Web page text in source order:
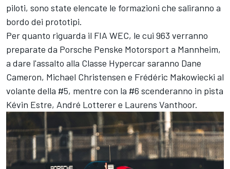
piloti, sono state elencate le formazioni che saliranno a
bordo dei prototipi.
Per quanto riguarda il FIA WEC, le cui 963 verranno
preparate da Porsche Penske Motorsport a Mannheim,
a dare l'assalto alla Classe Hypercar saranno Dane
Cameron, Michael Christensen e Frédéric Makowiecki al
volante della #5, mentre con la #6 scenderanno in pista
Kévin Estre, André Lotterer e Laurens Vanthoor.